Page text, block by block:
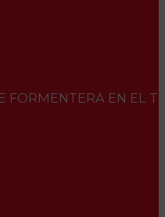
FORMENTERA EN EL